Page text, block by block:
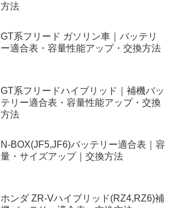
方法
GT系フリード ガソリン車｜バッテリ
ー適合表・容量性能アップ・交換方法
GT系フリードハイブリッド｜補機バッ
テリー適合表・容量性能アップ・交換
方法
N-BOX(JF5,JF6)バッテリー適合表｜容
量・サイズアップ｜交換方法
ホンダ ZR-Vハイブリッド(RZ4,RZ6)補